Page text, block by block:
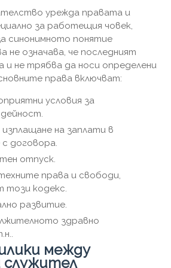
урежда правата и
за работещия човек,
синонимното понятие
не означава, че последният
и не трябва да носи определени
права включват:
условия за
на заплати в
договора.
отпуск.
права и свободи,
този кодекс.
развитие.
здравно
между
служител